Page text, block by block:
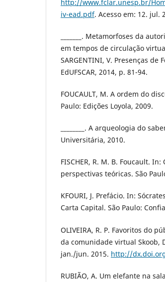
http://www.fclar.unesp.br/
iv-ead.pdf. Acesso em: 12. jul.
_______. Metamorfoses da
em tempos de circulação
SARGENTINI, V. Presenças de
EdUFSCAR, 2014, p. 81-94.
FOUCAULT, M. A ordem do
Paulo: Edições Loyola, 2009.
________. A arqueologia do
Universitária, 2010.
FISCHER, R. M. B. Foucault.
perspectivas teóricas. São
KFOURI, J. Prefácio. In:
Carta Capital. São Paulo:
OLIVEIRA, R. P. Favoritos do
da comunidade virtual Skoob,
jan./jun. 2015. http://
RUBIÃO, A. Um elefante na